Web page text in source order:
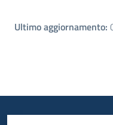
Ultimo aggiornamento: